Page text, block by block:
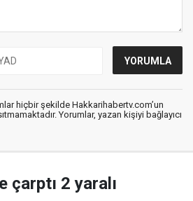
hiçbir şekilde Hakkarihabertv.com’un
Yorumlar, yazan kişiyi bağlayıcı
çarptı 2 yaralı